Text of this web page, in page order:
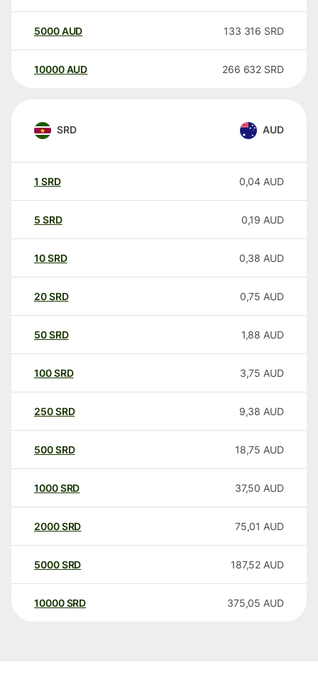
5000AUD 133 316 SRD
10000 AUD 266 632 SRD
SRD AUD
1 SRD 0,04 AUD
5 SRD 0,19 AUD
10SRD 0,38 AUD
20SRD 0,75 AUD
50SRD 1,88 AUD
100SRD 3,75 AUD
250SRD 9,38 AUD
500SRD 18,75 AUD
1000SRD 37,50 AUD
2000SRD 75,01 AUD
5000SRD 187,52 AUD
10000 SRD 375,05 AUD